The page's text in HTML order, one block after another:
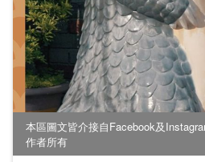
本區圖文皆介接自Facebook及
作者所有